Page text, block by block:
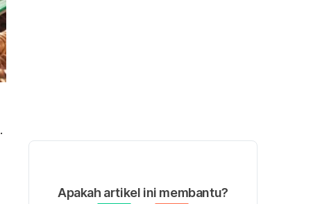
.
Apakah artikel ini membantu?